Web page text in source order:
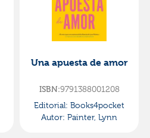
Una apuesta de amor
ISBN:9791388001208
Editorial: Books4pocket
Autor: Painter, Lynn